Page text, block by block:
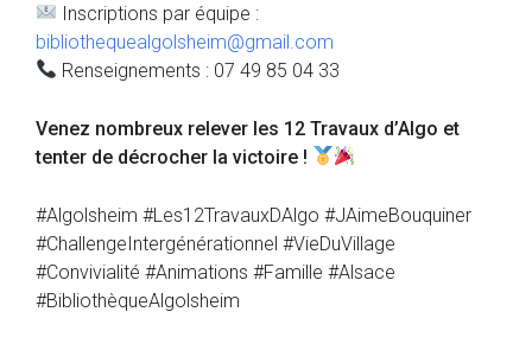
Inscriptions par équipe :
bibliothequealgolsheim@gmail.com
Renseignements : 07 49 85 04 33
Venez nombreux relever les 12 Travaux d’Algo et
tenter de décrocher la victoire !
#Algolsheim #Les12TravauxDAlgo #JAimeBouquiner
#ChallengeIntergénérationnel #VieDuVillage
#Convivialité #Animations #Famille #Alsace
#BibliothèqueAlgolsheim